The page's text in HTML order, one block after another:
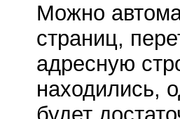
Можно
страниц,
адресную
находились,